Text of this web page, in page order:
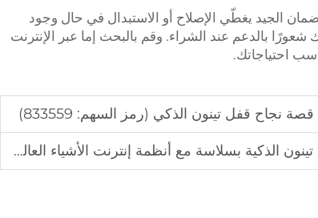
الجيد يغطّي الإصلاح أو الاستبدال في حال وجود
شعورًا بالدعم عند الشراء. وقم بالبحث إما عبر الإنترنت
احتياجاتك.
نجاح قفل تينون الذكي (رمز السهم: 833559)
الذكية بسلاسة مع أنظمة إنترنت الأشياء العالمية